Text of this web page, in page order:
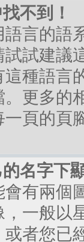
不到！
言的語
試建議
種語言
更多的
一頁的頁
名字下
有兩個
一般以
者您已